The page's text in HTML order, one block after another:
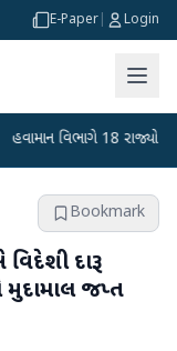
E-Paper Login
વિભાગે 18 રાજ્યો માટે ભારે
Bookmark
દારૂ
મુદામાલ જપ્ત